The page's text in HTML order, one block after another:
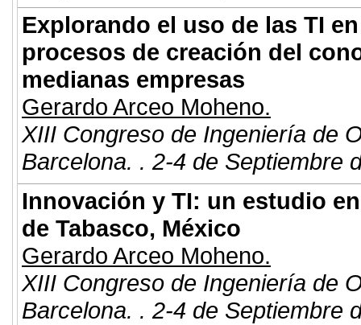
Explorando el uso de las TI
procesos de creación del
medianas empresas
Gerardo Arceo Moheno.
XIII Congreso de Ingeniería de
Barcelona. . 2-4 de Septiembre
Innovación y TI: un estudio
de Tabasco, México
Gerardo Arceo Moheno.
XIII Congreso de Ingeniería de
Barcelona. . 2-4 de Septiembre